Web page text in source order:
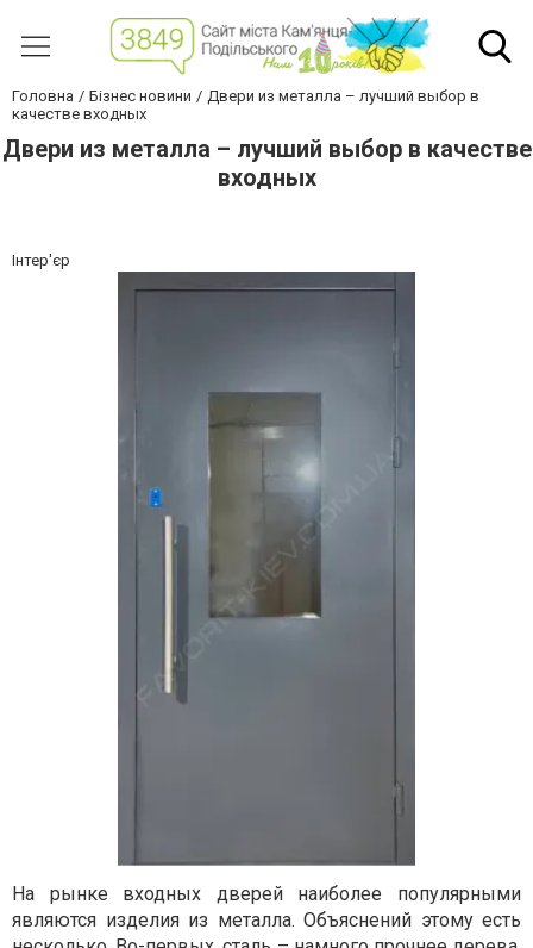
Головна Бізнес новини
Двери из металла – лучший выбор в
качестве входных
Двери из металла – лучший выбор в качестве
входных
Інтер'єр
На рынке входных дверей наиболее популярными
являются изделия из металла. Объяснений этому есть